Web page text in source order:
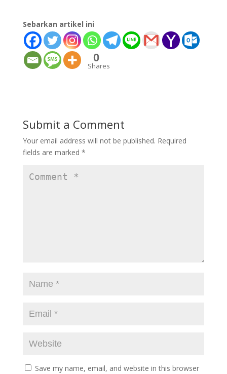
Sebarkan artikel ini
0
Shares
Submit a Comment
Your email address will not be published. Required
fields are marked *
Save my name, email, and website in this browser